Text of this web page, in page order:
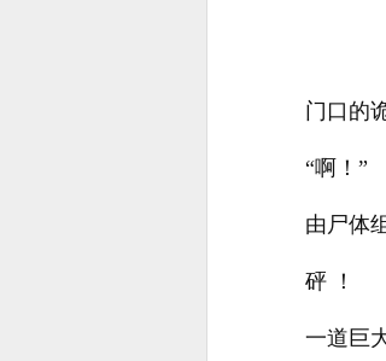
门口的
“啊！”
由尸体
砰 ！
一道巨